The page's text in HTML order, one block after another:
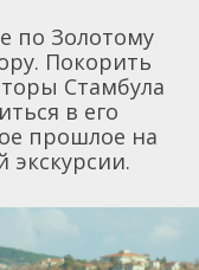
по Золотому
Покорить
Стамбула
в его
прошлое на
экскурсии.